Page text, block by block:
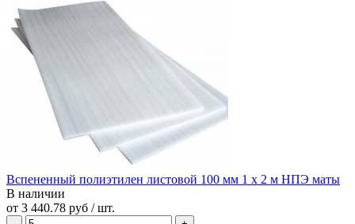
Вспененный полиэтилен листовой 100 мм 1 х 2 м НПЭ маты
В наличии
от 3 440.78 руб / шт.